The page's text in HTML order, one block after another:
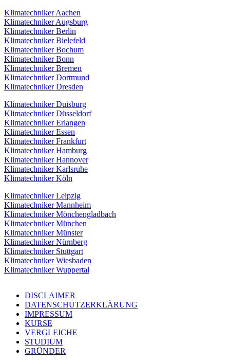
Klimatechniker Aachen
Klimatechniker Augsburg
Klimatechniker Berlin
Klimatechniker Bielefeld
Klimatechniker Bochum
Klimatechniker Bonn
Klimatechniker Bremen
Klimatechniker Dortmund
Klimatechniker Dresden
Klimatechniker Duisburg
Klimatechniker Düsseldorf
Klimatechniker Erlangen
Klimatechniker Essen
Klimatechniker Frankfurt
Klimatechniker Hamburg
Klimatechniker Hannover
Klimatechniker Karlsruhe
Klimatechniker Köln
Klimatechniker Leipzig
Klimatechniker Mannheim
Klimatechniker Mönchengladbach
Klimatechniker München
Klimatechniker Münster
Klimatechniker Nürnberg
Klimatechniker Stuttgart
Klimatechniker Wiesbaden
Klimatechniker Wuppertal
DISCLAIMER
DATENSCHUTZERKLÄRUNG
IMPRESSUM
KURSE
VERGLEICHE
STUDIUM
GRÜNDER